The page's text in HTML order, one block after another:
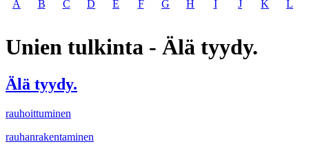
A B C D E F G H I J K L
Unien tulkinta - Älä tyydy.
Älä tyydy.
rauhoittuminen
rauhanrakentaminen